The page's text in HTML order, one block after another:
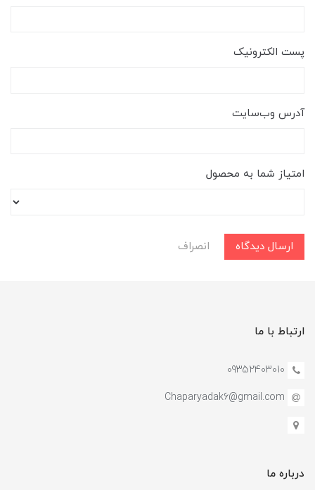
پست الکترونیک
آدرس وب‌سایت
امتیاز شما به محصول
ارسال دیدگاه انصراف
ارتباط با ما
09352403010
Chaparyadak6@gmail.com
درباره ما